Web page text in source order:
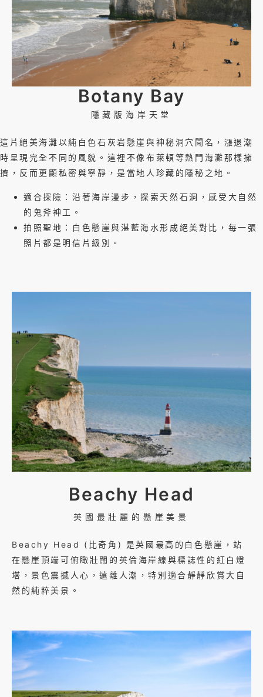
Botany Bay
隱藏版海岸天堂
這片絕美海灘以純白色石灰岩懸崖與神秘洞穴聞名，漲退潮
時呈現完全不同的風貌。這裡不像布萊頓等熱門海灘那樣擁
擠，反而更顯私密與寧靜，是當地人珍藏的隱秘之地。
適合探險：沿著海岸漫步，探索天然石洞，感受大自然
的鬼斧神工。
拍照聖地：白色懸崖與湛藍海水形成絕美對比，每一張
照片都是明信片級別。
Beachy Head
英國最壯麗的懸崖美景
Beachy Head​ (比奇角) 是英國最高的白色懸崖，站
在懸崖頂端可俯瞰壯闊的英倫海岸線與標誌性的紅白燈
塔，景色震撼人心，遠離人潮，特別適合靜靜欣賞大自
然的純粹美景。